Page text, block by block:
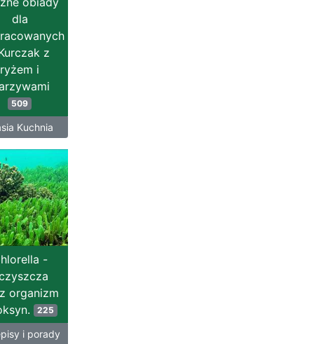
dla
z
ryżem i
509
Kuchnia
-
organizm
225
i porady